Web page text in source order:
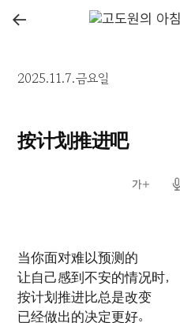
←
2025.11.7.금요일
按计划推进吧
当你面对难以预测的
让自己感到不安的情况时，
按计划推进比总是改变
已经做出的决定更好。